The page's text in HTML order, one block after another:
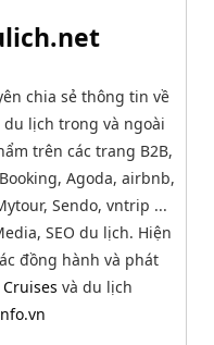
chia sẻ thông tin về
lịch trong và ngoài
trên các trang B2B,
Agoda, airbnb,
Sendo, vntrip ...
SEO du lịch. Hiện
đồng hành và phát
và du lịch